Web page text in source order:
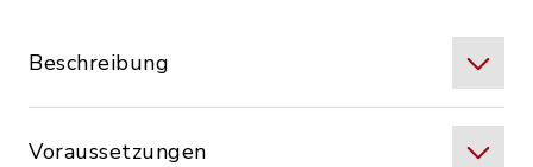
Beschreibung
Voraussetzungen